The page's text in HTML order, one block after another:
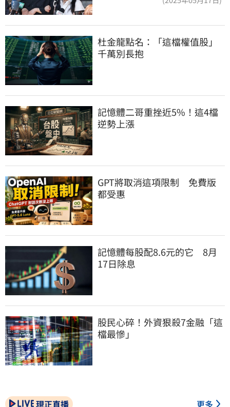
杜金龍點名：「這檔權值股」
千萬別長抱
記憶體二哥重挫近5%！這4檔
逆勢上漲
GPT將取消這項限制　免費版
都受惠
記憶體每股配8.6元的它　8月
17日除息
股民心碎！外資狠殺7金融「這
檔最慘」
現正直播 更多